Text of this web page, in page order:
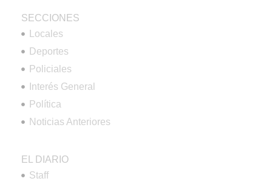
SECCIONES
Locales
Deportes
Policiales
Interés General
Política
Noticias Anteriores
EL DIARIO
Staff